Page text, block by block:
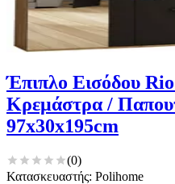
Έπιπλο Εισόδου
Κρεμάστρα /
97x30x195cm
(0)
Κατασκευαστής: Polihome